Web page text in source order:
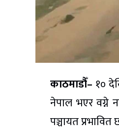
काठमाडौँ– १०
नेपाल भएर वग्ने
पञ्चायत प्रभावित